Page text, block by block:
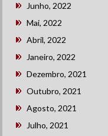
Junho, 2022
Mai, 2022
Abril, 2022
Janeiro, 2022
Dezembro, 2021
Outubro, 2021
Agosto, 2021
Julho, 2021